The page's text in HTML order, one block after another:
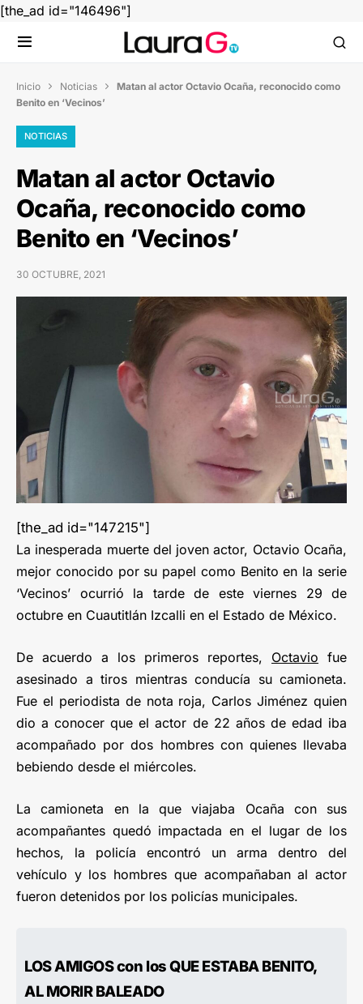
[the_ad id="146496"]
Inicio  Noticias  Matan al actor Octavio Ocaña, reconocido como
Benito en ‘Vecinos’
NOTICIAS
Matan al actor Octavio
Ocaña, reconocido como
Benito en ‘Vecinos’
30 OCTUBRE, 2021
[the_ad id="147215"]
La inesperada muerte del joven actor, Octavio Ocaña,
mejor conocido por su papel como Benito en la serie
‘Vecinos’ ocurrió la tarde de este viernes 29 de
octubre en Cuautitlán Izcalli en el Estado de México.
De acuerdo a los primeros reportes, Octavio fue
asesinado a tiros mientras conducía su camioneta.
Fue el periodista de nota roja, Carlos Jiménez quien
dio a conocer que el actor de 22 años de edad iba
acompañado por dos hombres con quienes llevaba
bebiendo desde el miércoles.
La camioneta en la que viajaba Ocaña con sus
acompañantes quedó impactada en el lugar de los
hechos, la policía encontró un arma dentro del
vehículo y los hombres que acompañaban al actor
fueron detenidos por los policías municipales.
LOS AMIGOS con los QUE ESTABA BENITO,
AL MORIR BALEADO